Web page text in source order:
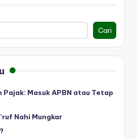
Cari
Masuk APBN atau Tetap
Nahi Mungkar